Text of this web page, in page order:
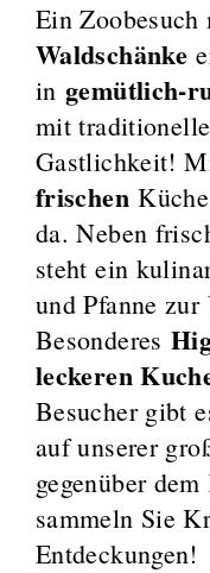
Ein
Waldschänke
ingemütlich-
mit
Gastlichkeit!
frischen
da. Neben
steht ein
und Pfanne zur
Besonderes
leckeren
Besucher gibt
auf unserer
gegenüber
sammeln Sie
Entdeckungen!